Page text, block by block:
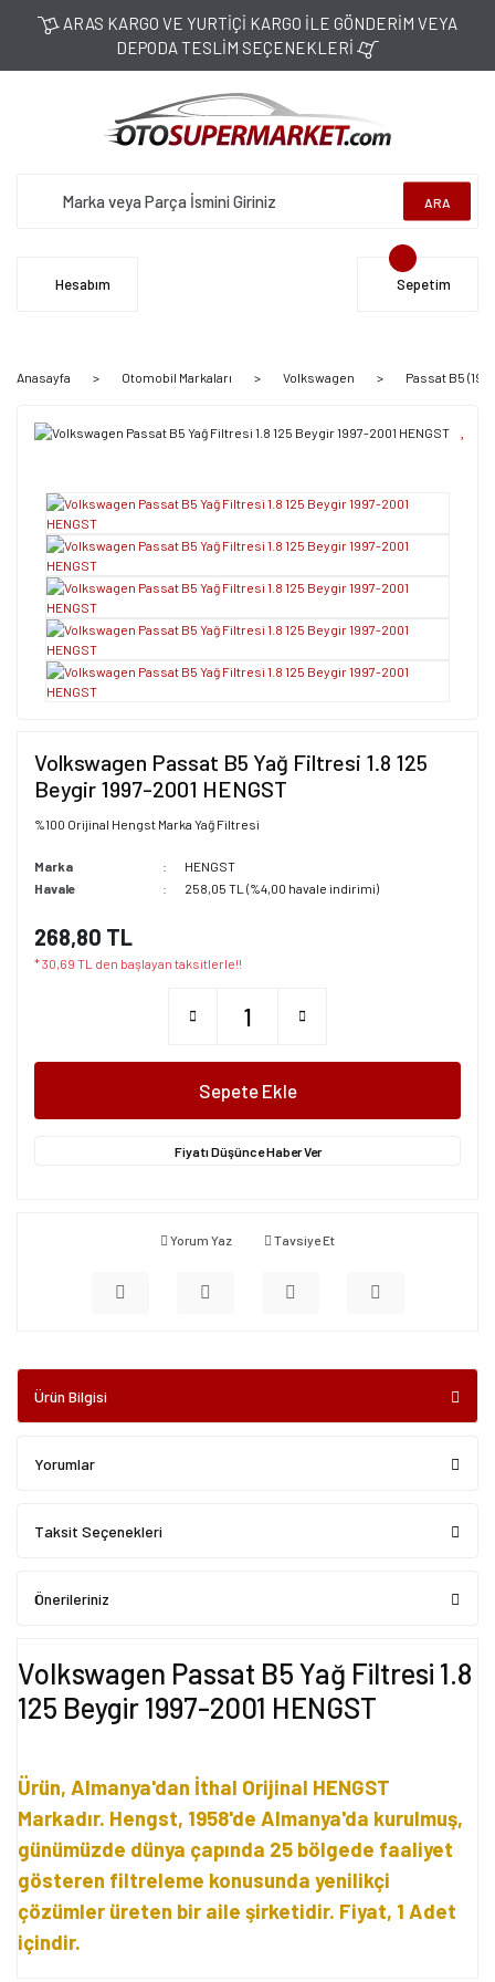
ARAS KARGO VE YURTİÇİ KARGO İLE GÖNDERİM VEYA
DEPODA TESLİM SEÇENEKLERİ
ARA
Hesabım Sepetim
Anasayfa Otomobil Markaları Volkswagen Passat B5
Volkswagen Passat B5 Yağ Filtresi 1.8 125
Beygir 1997-2001 HENGST
%100 Orijinal Hengst Marka Yağ Filtresi
Marka
HENGST
Havale
258,05 TL (%4,00 havale indirimi)
268,80 TL
* 30,69 TL den başlayan taksitlerle!!
Sepete Ekle
Fiyatı Düşünce Haber Ver
Yorum Yaz Tavsiye Et
Ürün Bilgisi
Yorumlar
Taksit Seçenekleri
Önerileriniz
Volkswagen Passat B5 Yağ Filtresi 1.8
125 Beygir 1997-2001 HENGST
Ürün, Almanya'dan İthal Orijinal HENGST
Markadır. Hengst, 1958'de Almanya'da kurulmuş,
günümüzde dünya çapında 25 bölgede faaliyet
gösteren filtreleme konusunda yenilikçi
çözümler üreten bir aile şirketidir. Fiyat, 1 Adet
içindir.